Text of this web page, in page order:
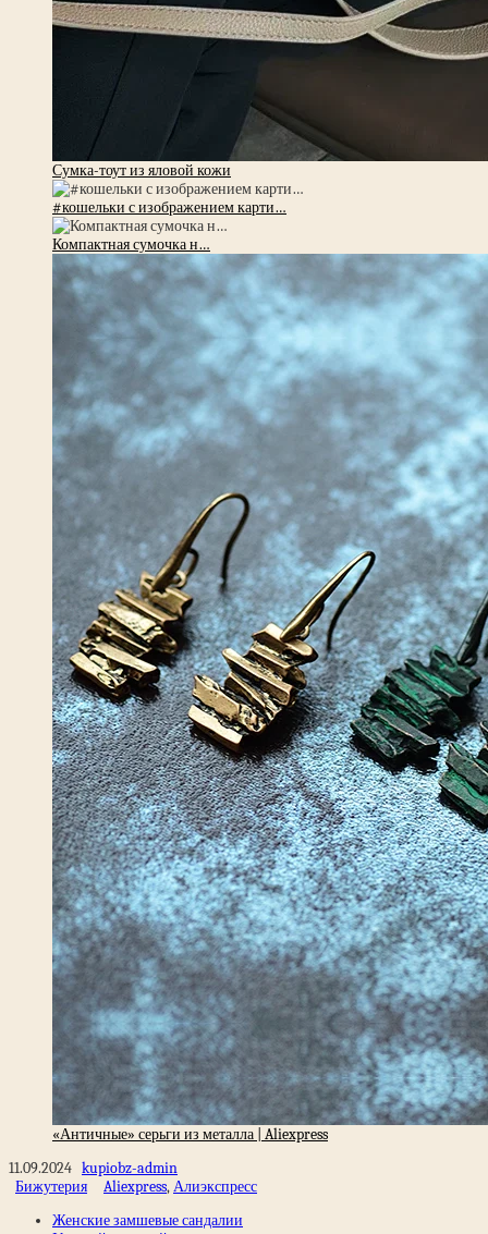
Сумка-тоут из яловой кожи
#кошельки с изображением карти…
Компактная сумочка н…
«Античные» серьги из металла | Aliexpress
11.09.2024 kupiobz-admin
Бижутерия
Aliexpress,Алиэкспресс
Женские замшевые сандалии